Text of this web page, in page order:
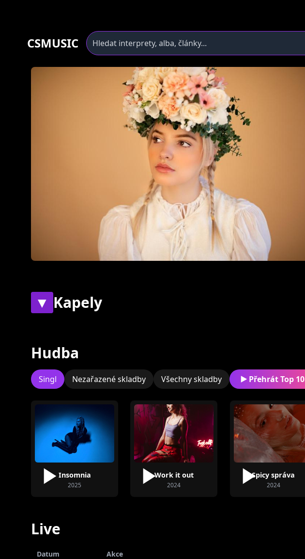
CSMUSIC
▼ Kapely
Zatím nebyly
přiřazeny žádné
skupiny.
Hudba
Singl Nezařazené skladby Všechny skladby Přehrát Top 10
Insomnia
2025
Work it out
2024
Spicy správa
2024
Live
Datum
Akce